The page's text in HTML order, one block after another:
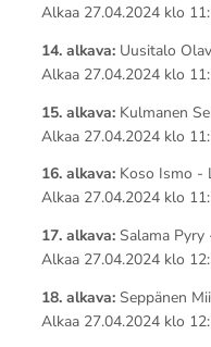
Alkaa 27.04.2024 klo
14. alkava:Uusitalo
Alkaa 27.04.2024 klo
15. alkava:Kulmanen
Alkaa 27.04.2024 klo
16. alkava:Koso Ismo -
Alkaa 27.04.2024 klo
17. alkava:Salama Pyry
Alkaa 27.04.2024 klo
18. alkava:Seppänen
Alkaa 27.04.2024 klo